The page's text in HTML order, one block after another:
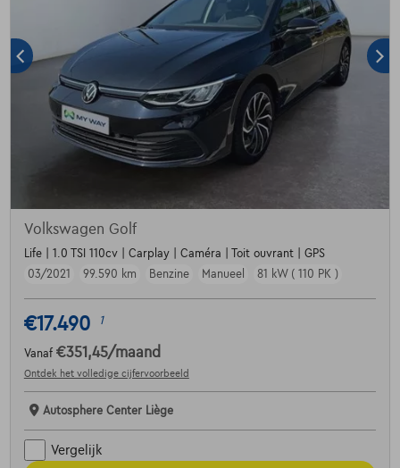
Volkswagen Golf
Life | 1.0 TSI 110cv | Carplay | Caméra | Toit ouvrant | GPS
03/2021
99.590 km Benzine Manueel 81 kW ( 110 PK )
€17.490 1
Vanaf €351,45/maand
Ontdek het volledige cijfervoorbeeld
Autosphere Center Liège
Vergelijk